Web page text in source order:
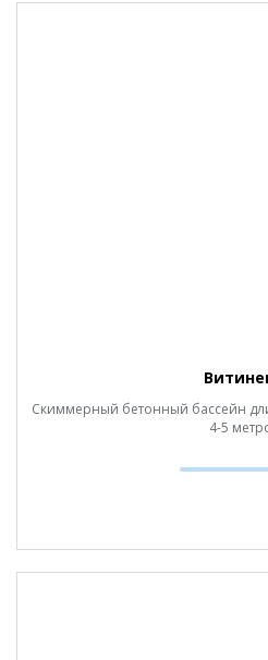
Скиммерный бетонный бассейн
4-5